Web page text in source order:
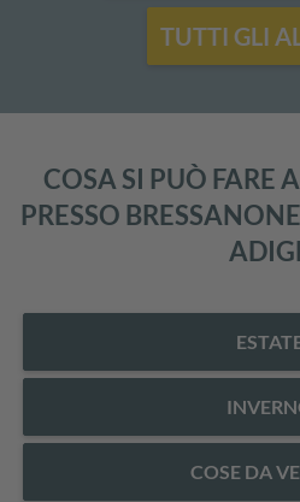
TUTTI GLI
COSA SI PUÒ FARE
PRESSO
COSE DA